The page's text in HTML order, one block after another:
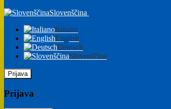
Slovenščina
Italiano
English
Deutsch
Slovenščina
Prijava
Prijava